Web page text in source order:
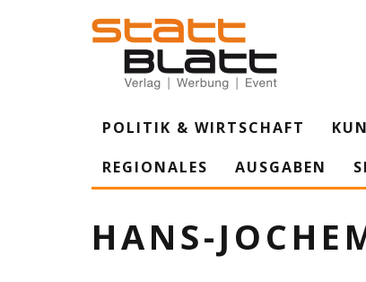
POLITIK & WIRTSCHAFT
REGIONALES
AUSGABEN
HANS-